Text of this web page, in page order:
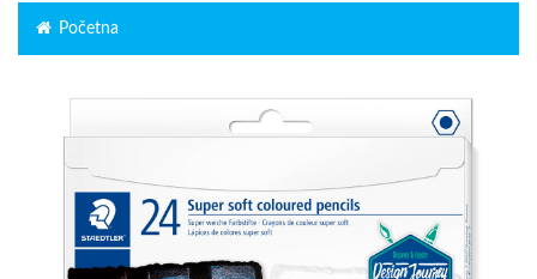
Početna